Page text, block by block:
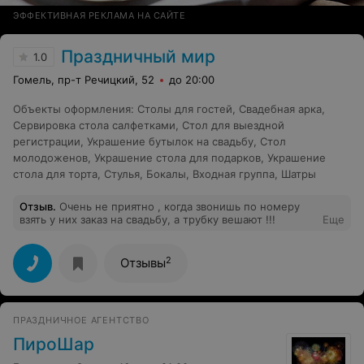
автомобилей; украшения помещений. А так же: ШАРЫ
С ГЕЛИЕМ (хит); СЕРДЦА и панно из шаров (хит);
композиции; БИО ГОЛУБИ (новинка); СВЕТЯЩИЕСЯ
ШАРЫ (новинка). Действует гибкая система СКИДОК в
зависимости от количества заказанных шаров! Мы с
любое событие более праздничным.
ЭФФЕКТИВНАЯ РЕКЛАМА НА САЙТЕ
1.0 Праздничный мир
Гомель, пр-т Речицкий, 52 до 20:00
Объекты оформления: Столы для гостей, Свадебная арка,
Сервировка стола салфетками, Стол для выездной
регистрации, Украшение бутылок на свадьбу, Стол
молодоженов, Украшение стола для подарков, Украшение
стола для торта, Стулья, Бокалы, Входная группа, Шатры
Отзыв. Очень не приятно , когда звонишь по номеру
взять у них заказ на свадьбу, а трубку вешают !!!
Еще
Отзывы2
ПРАЗДНИЧНОЕ АГЕНТСТВО
ПироШар